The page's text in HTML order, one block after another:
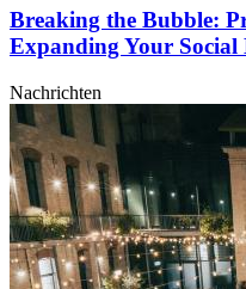
Breaking the Bubble:
Expanding Your Social
Nachrichten